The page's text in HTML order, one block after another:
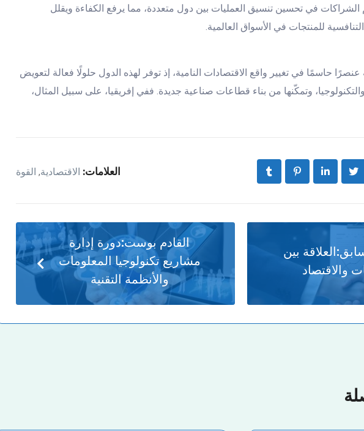
الشراكات في تحسين تنسيق العمليات بين دول متعددة، مما يرفع الكفاءة ويقلل
للمنتجات في الأسواق العالمية.
عنصرًا حاسمًا في تغيير واقع الاقتصادات النامية، إذ توفر لهذه الدول حلولًا فعالة لتعويض
وتمكّنها من بناء قطاعات صناعية جديدة. ففي إفريقيا، على سبيل المثال،
العلامات: الاقتصادية, القوة
العلاقة بين
والاقتصاد
القادم بوست:دورة إدارة
مشاريع تكنولوجيا المعلومات
والأنظمة التقنية